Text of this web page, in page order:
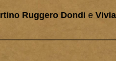
Ruggero Dondi e